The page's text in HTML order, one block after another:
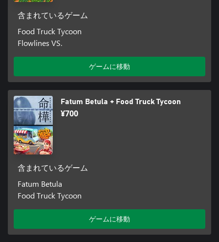
含まれているゲーム
Food Truck Tycoon
Flowlines VS.
ゲームに移動
Fatum Betula + Food Truck Tycoon
¥700
含まれているゲーム
Fatum Betula
Food Truck Tycoon
ゲームに移動